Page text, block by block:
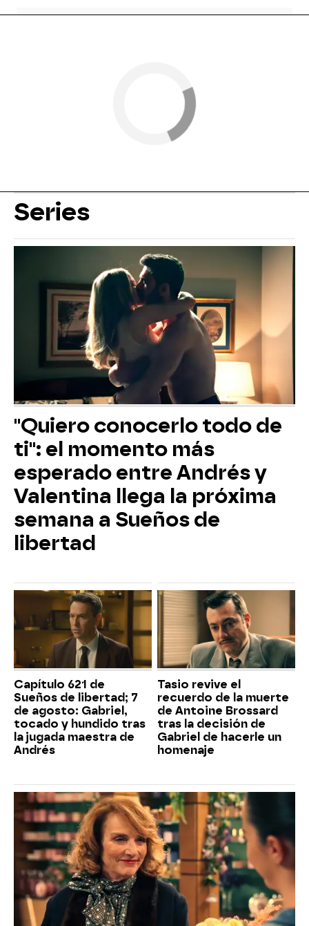
Series
"Quiero conocerlo todo de
ti": el momento más
esperado entre Andrés y
Valentina llega la próxima
semana a Sueños de
libertad
Capítulo 621 de
Sueños de libertad; 7
de agosto: Gabriel,
tocado y hundido tras
la jugada maestra de
Andrés
Tasio revive el
recuerdo de la muerte
de Antoine Brossard
tras la decisión de
Gabriel de hacerle un
homenaje